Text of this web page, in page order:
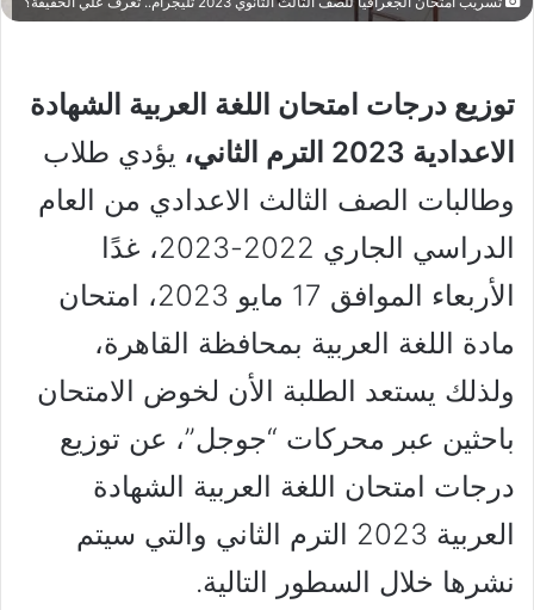
توزيع درجات امتحان اللغة العربية الشهادة
الاعدادية 2023 الترم الثاني،
يؤدي طلاب
وطالبات الصف الثالث الاعدادي من العام
الدراسي الجاري 2022-2023، غدًا
الأربعاء الموافق 17 مايو 2023، امتحان
مادة اللغة العربية بمحافظة القاهرة،
ولذلك يستعد الطلبة الأن لخوض الامتحان
باحثين عبر محركات “جوجل”، عن توزيع
درجات امتحان اللغة العربية الشهادة
العربية 2023 الترم الثاني والتي سيتم
نشرها خلال السطور التالية.